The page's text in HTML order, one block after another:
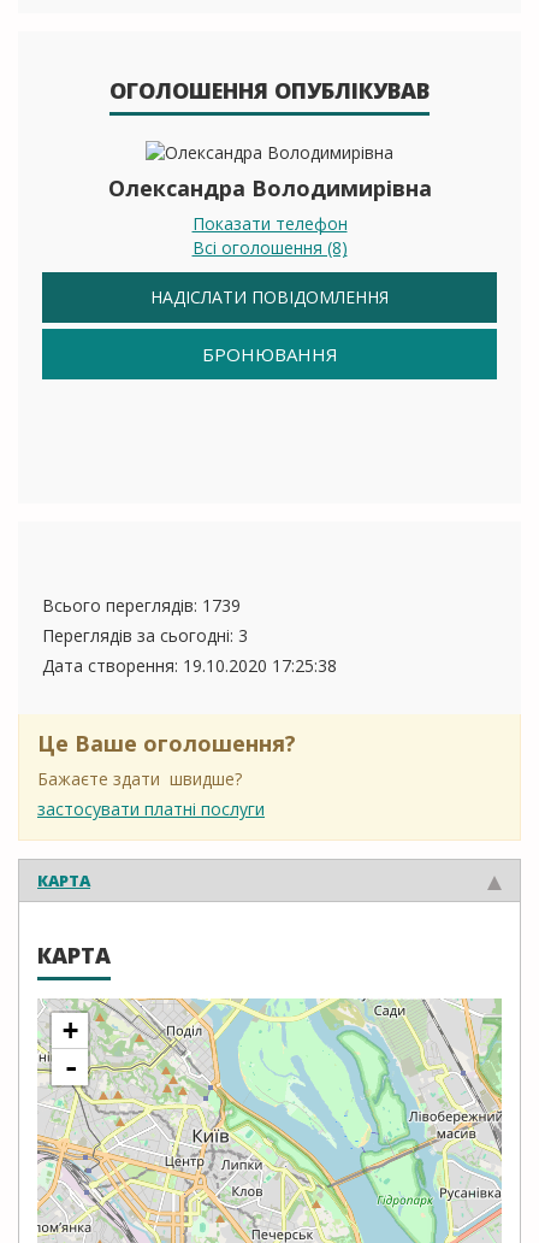
ОГОЛОШЕННЯ ОПУБЛІКУВАВ
Олександра Володимирівна
Показати телефон
Всі оголошення (8)
НАДІСЛАТИ ПОВІДОМЛЕННЯ
БРОНЮВАННЯ
Всього переглядів: 1739
Переглядів за сьогодні: 3
Дата створення: 19.10.2020 17:25:38
Це Ваше оголошення?
Бажаєте здати швидше?
застосувати платні послуги
КАРТА
КАРТА
+
-